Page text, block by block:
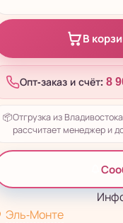
В
Опт-заказ и счёт: 8
📦Отгрузка из
рассчитает менеджер и
Эль-Монте